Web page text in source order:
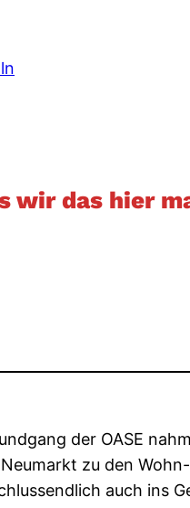
wir das hier
der OASE
zu den
auch ins